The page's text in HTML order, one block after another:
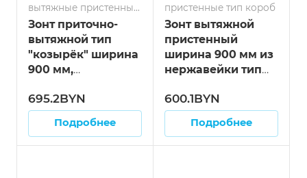
вытяжные пристенные
тип козырёк
Зонт приточно-
вытяжной тип
"козырёк" ширина
900 мм,
900 мм
695.2BYN
Подробнее
пристенные тип короб
Зонт вытяжной
пристенный
ширина 900 мм из
нержавейки тип
мм
600.1BYN
Подробнее